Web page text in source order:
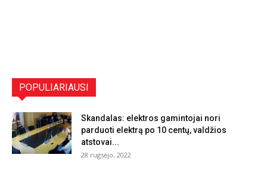
POPULIARIAUSI
Skandalas: elektros gamintojai nori
parduoti elektrą po 10 centų, valdžios
atstovai...
28 rugsėjo, 2022